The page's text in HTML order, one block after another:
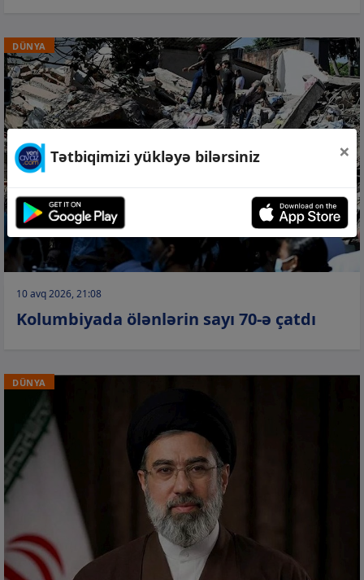
DÜNYA
10 avq 2026, 21:08
Kolumbiyada ölənlərin sayı 70-ə çatdı
DÜNYA
Tətbiqimizi yükləyə bilərsiniz ×